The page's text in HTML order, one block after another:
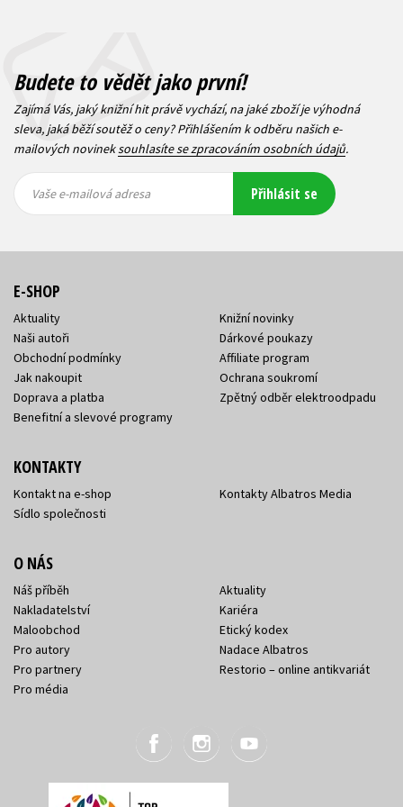
Budete to vědět jako první!
Zajímá Vás, jaký knižní hit právě vychází, na jaké zboží je výhodná
sleva, jaká běží soutěž o ceny? Přihlášením k odběru našich e-
mailových novineksouhlasíte se zpracováním osobních údajů.
mailová
mailová
Vaše e-mailová adresa Přihlásit se
E-SHOP
Aktuality
Naši autoři
Obchodní podmínky
Jak nakoupit
Doprava a platba
Benefitní a slevové programy
Knižní novinky
Dárkové poukazy
Affiliate program
Ochrana soukromí
Zpětný odběr elektroodpadu
KONTAKTY
Kontakt na e-shop
Sídlo společnosti
Kontakty Albatros Media
O NÁS
Náš příběh
Nakladatelství
Maloobchod
Pro autory
Pro partnery
Pro média
Aktuality
Kariéra
Etický kodex
Nadace Albatros
Restorio – online antikvariát